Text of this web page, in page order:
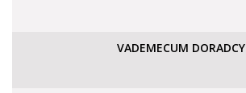
VADEMECUM DORADCY